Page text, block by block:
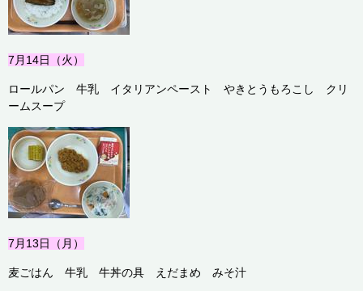
7月14日（火）
ロールパン 牛乳 イタリアンペースト やきとうもろこし クリ
ームスープ
7月13日（月）
麦ごはん 牛乳 牛丼の具 えだまめ みそ汁